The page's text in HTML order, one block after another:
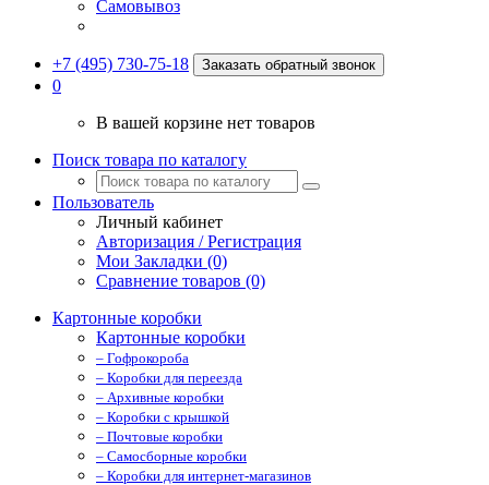
Самовывоз
+7 (495) 730-75-18 Заказать обратный звонок
0
В вашей корзине нет товаров
Поиск товара по каталогу
Пользователь
Личный кабинет
Авторизация / Регистрация
Мои Закладки (0)
Сравнение товаров (0)
Картонные коробки
Картонные коробки
– Гофрокороба
– Коробки для переезда
– Архивные коробки
– Коробки с крышкой
– Почтовые коробки
– Самосборные коробки
– Коробки для интернет-магазинов